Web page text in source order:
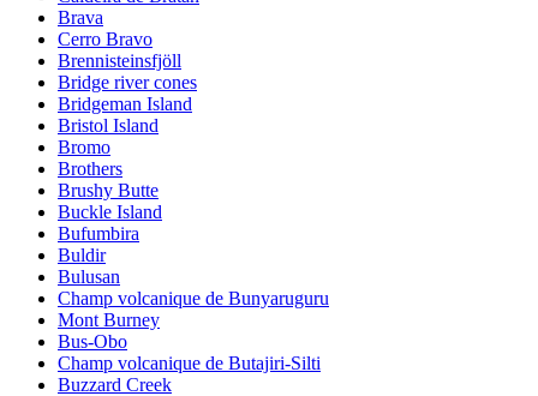
Brava
Cerro Bravo
Brennisteinsfjöll
Bridge river cones
Bridgeman Island
Bristol Island
Bromo
Brothers
Brushy Butte
Buckle Island
Bufumbira
Buldir
Bulusan
Champ volcanique de Bunyaruguru
Mont Burney
Bus-Obo
Champ volcanique de Butajiri-Silti
Buzzard Creek